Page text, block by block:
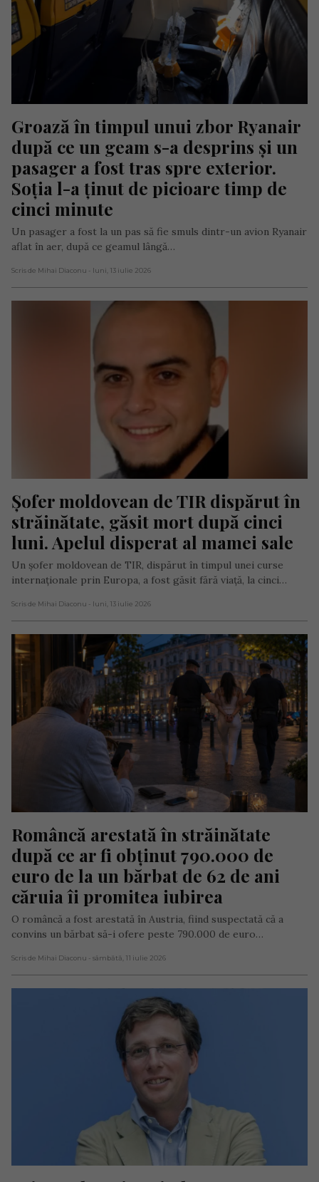
Groază în timpul unui zbor Ryanair
după ce un geam s-a desprins și un
pasager a fost tras spre exterior.
Soția l-a ținut de picioare timp de
cinci minute
Un pasager a fost la un pas să fie smuls dintr-un avion Ryanair
aflat în aer, după ce geamul lângă…
Scris de Mihai Diaconu - luni, 13 iulie 2026
Șofer moldovean de TIR dispărut în
străinătate, găsit mort după cinci
luni. Apelul disperat al mamei sale
Un șofer moldovean de TIR, dispărut în timpul unei curse
internaționale prin Europa, a fost găsit fără viață, la cinci…
Scris de Mihai Diaconu - luni, 13 iulie 2026
Româncă arestată în străinătate
după ce ar fi obținut 790.000 de
euro de la un bărbat de 62 de ani
căruia îi promitea iubirea
O româncă a fost arestată în Austria, fiind suspectată că a
convins un bărbat să-i ofere peste 790.000 de euro…
Scris de Mihai Diaconu - sâmbătă, 11 iulie 2026